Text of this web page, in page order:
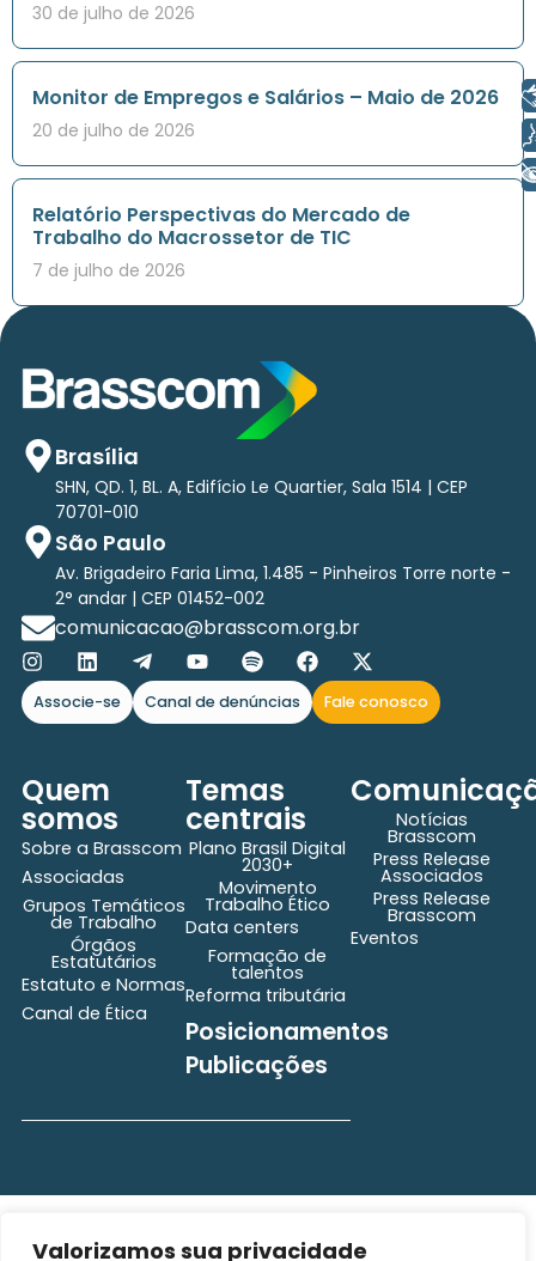
Valorizamos sua privacidade
30 de julho de 2026
Monitor de Empregos e Salários – Maio de 2026
20 de julho de 2026
Relatório Perspectivas do Mercado de
Trabalho do Macrossetor de TIC
7 de julho de 2026
Brasília
SHN, QD. 1, BL. A, Edifício Le Quartier, Sala 1514 | CEP
70701-010
São Paulo
Av. Brigadeiro Faria Lima, 1.485 - Pinheiros Torre norte -
2° andar | CEP 01452-002
comunicacao@brasscom.org.br
Associe-se Canal de denúncias Fale conosco
Quem
somos
Sobre a Brasscom
Associadas
Grupos Temáticos
de Trabalho
Órgãos
Estatutários
Estatuto e Normas
Canal de Ética
Temas
centrais
Plano Brasil Digital
2030+
Movimento
Trabalho Ético
Data centers
Formação de
talentos
Reforma tributária
Posicionamentos
Publicações
Notícias
Brasscom
Press Release
Associados
Press Release
Brasscom
Eventos
Todos os direitos
secretaria@brasscom.org.br
Estatuto
Libras
+ Acessibilidade